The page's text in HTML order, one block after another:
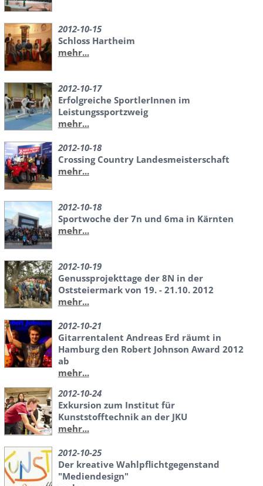
2012-10-15
Schloss Hartheim
mehr...
2012-10-17
Erfolgreiche SportlerInnen im
Leistungssportzweig
mehr...
2012-10-18
Crossing Country Landesmeisterschaft
mehr...
2012-10-18
Sportwoche der 7n und 6ma in Kärnten
mehr...
2012-10-19
Genussprojekttage der 8N in der
Oststeiermark von 19. - 21.10. 2012
mehr...
2012-10-21
Gitarrentalent Andreas Erd räumt in
Hamburg den Robert Johnson Award 2012
ab
mehr...
2012-10-24
Exkursion zum Institut für
Kunststofftechnik an der JKU
mehr...
2012-10-25
Der kreative Wahlpflichtgegenstand
"Mediendesign"